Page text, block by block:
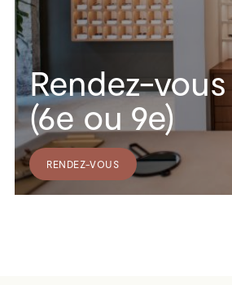
Rendez-vous
(6e ou 9e)
RENDEZ-VOUS